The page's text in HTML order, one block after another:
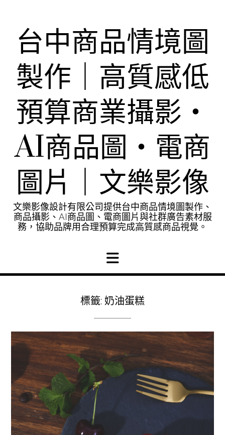
台中商品情境圖
製作｜高質感低
預算商業攝影・
AI商品圖・電商
圖片｜文樂影像
文樂影像設計有限公司提供台中商品情境圖製作、
商品攝影、AI商品圖、電商圖片與社群廣告素材服
務，協助品牌用合理預算完成高質感商品視覺。
標籤: 奶油蛋糕